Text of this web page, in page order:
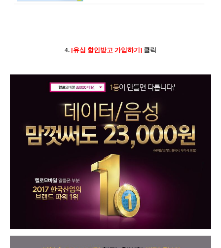
4. [유심 할인받고 가입하기] 클릭